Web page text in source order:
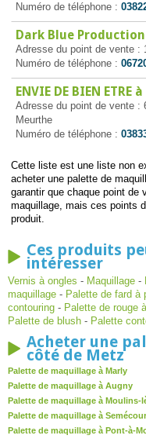
Numéro de téléphone :
Dark Blue
Adresse du point de vente :
Numéro de téléphone :
ENVIE DE BIEN
Adresse du point de vente :
Meurthe
Numéro de téléphone :
Cette liste est une liste non
acheter une palette de
garantir que chaque point de
maquillage, mais ces points
produit.
Ces produits
intéresser
Vernis à ongles - Maquillage -
maquillage - Palette de fard à
contouring - Palette de rouge
Palette de blush - Palette
Acheter une
côté de Metz
Palette de maquillage à Marly
Palette de maquillage à Augny
Palette de maquillage à Moulins-
Palette de maquillage à
Palette de maquillage à Pont-à-